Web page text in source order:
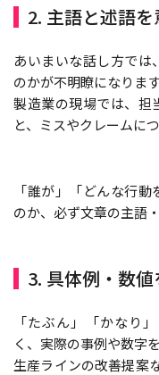
2. 主語と述語
あいまいな話し方で
のかが不明瞭になります
製造業の現場では、担
と、ミスやクレームに
「誰が」「どんな行
のか、必ず文章の主語
3. 具体例・数
「たぶん」「かなり
く、実際の事例や数字
生産ラインの改善提案